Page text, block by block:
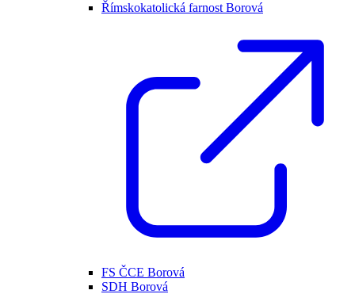
Římskokatolická farnost Borová
FS ČCE Borová
SDH Borová